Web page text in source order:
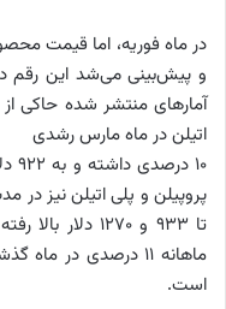
آمارهای منتشر شده حاکی
اتیلن در ماه مارس رشدی
10
تا 933 و 1270
است.